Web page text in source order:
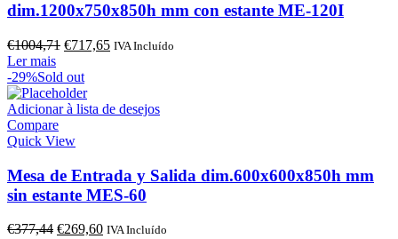
dim.1200x750x850h mm con estante ME-120I
€1004,71 O
original
era:
€1004,71.
€717,65O
€717,65.
IVA Incluído
Ler mais
-29%Sold out
Adicionar à lista de desejos
Compare
Quick View
Mesa de Entrada y Salida dim.600x600x850h mm
sin estante MES-60
€377,44 O
€269,60OIVA Incluído